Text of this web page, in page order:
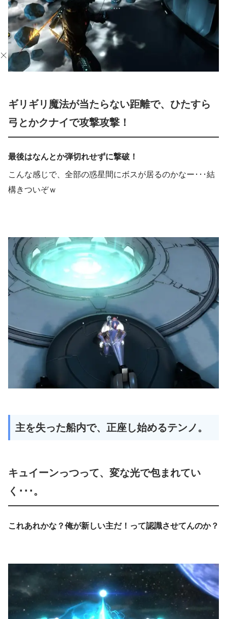
ギリギリ魔法が当たらない距離で、ひたすら
弓とかクナイで攻撃攻撃！
最後はなんとか弾切れせずに撃破！
こんな感じで、全部の惑星間にボスが居るのかなー･･･結
構きついぞｗ
主を失った船内で、正座し始めるテンノ。
キュイーンっつって、変な光で包まれてい
く･･･。
これあれかな？俺が新しい主だ！って認識させてんのか？